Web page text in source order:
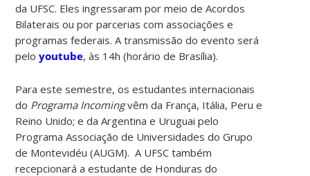
da UFSC. Eles ingressaram por meio de Acordos
Bilaterais ou por parcerias com associações e
programas federais. A transmissão do evento será
peloyoutube, às 14h (horário de Brasília).
Para este semestre, os estudantes internacionais
do Programa Incomingvêm da França, Itália, Peru e
Reino Unido; e da Argentina e Uruguai pelo
Programa Associação de Universidades do Grupo
de Montevidéu (AUGM). A UFSC também
recepcionará a estudante de Honduras do